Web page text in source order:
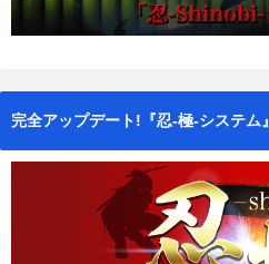
完全アップデート!『忍-極-システム』